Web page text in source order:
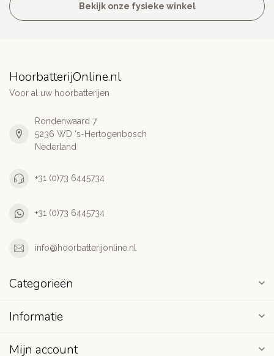
Bekijk onze fysieke winkel
HoorbatterijOnline.nl
Voor al uw hoorbatterijen
Rondenwaard 7
5236 WD 's-Hertogenbosch
Nederland
+31 (0)73 6445734
+31 (0)73 6445734
info@hoorbatterijonline.nl
Categorieën
Informatie
Mijn account